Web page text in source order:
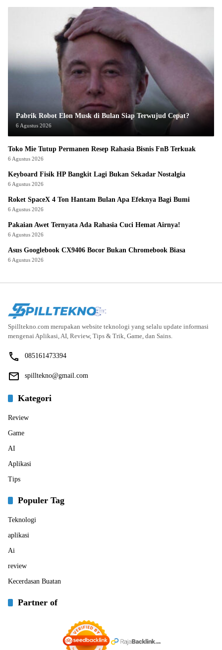
Pabrik Robot Elon Musk di Bulan Siap Terwujud Cepat?
6 Agustus 2026
Toko Mie Tutup Permanen Resep Rahasia Bisnis FnB Terkuak
6 Agustus 2026
Keyboard Fisik HP Bangkit Lagi Bukan Sekadar Nostalgia
6 Agustus 2026
Roket SpaceX 4 Ton Hantam Bulan Apa Efeknya Bagi Bumi
6 Agustus 2026
Pakaian Awet Ternyata Ada Rahasia Cuci Hemat Airnya!
6 Agustus 2026
Asus Googlebook CX9406 Bocor Bukan Chromebook Biasa
6 Agustus 2026
Spilltekno.com merupakan website teknologi yang selalu update informasi
mengenai Aplikasi, AI, Review, Tips & Trik, Game, dan Sains.
085161473394
spilltekno@gmail.com
Kategori
Review
Game
AI
Aplikasi
Tips
Populer Tag
Teknologi
aplikasi
Ai
review
Kecerdasan Buatan
Partner of